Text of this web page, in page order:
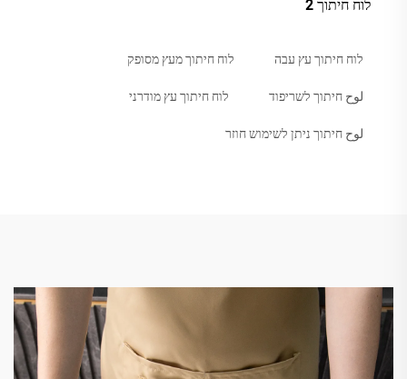
לוח חיתוך 2
לוח חיתוך עץ עבה לוח חיתוך מעץ מסופק
لوح חיתוך לשריפוד לוח חיתוך עץ מודרני
لوح חיתוך ניתן לשימוש חוזר